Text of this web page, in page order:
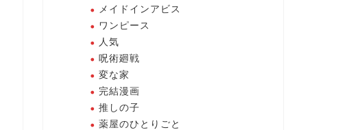
メイドインアビス
ワンピース
人気
呪術廻戦
変な家
完結漫画
推しの子
薬屋のひとりごと